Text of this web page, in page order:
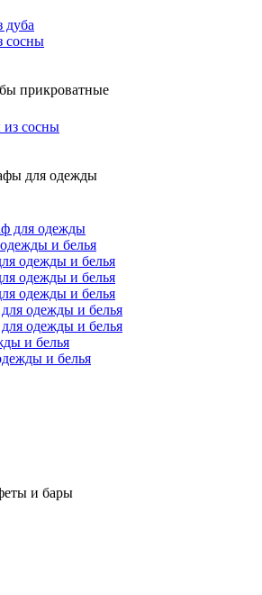
дуба
сосны
прикроватные
сосны
для одежды
для одежды
и белья
одежды и белья
одежды и белья
одежды и белья
одежды и белья
одежды и белья
и белья
и белья
и бары